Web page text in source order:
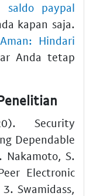
saldo paypal
kapan saja.
Hindari
Anda tetap
Security
Dependable
Nakamoto, S.
Electronic
Swamidass,